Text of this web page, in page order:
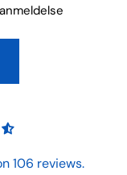
106 reviews.